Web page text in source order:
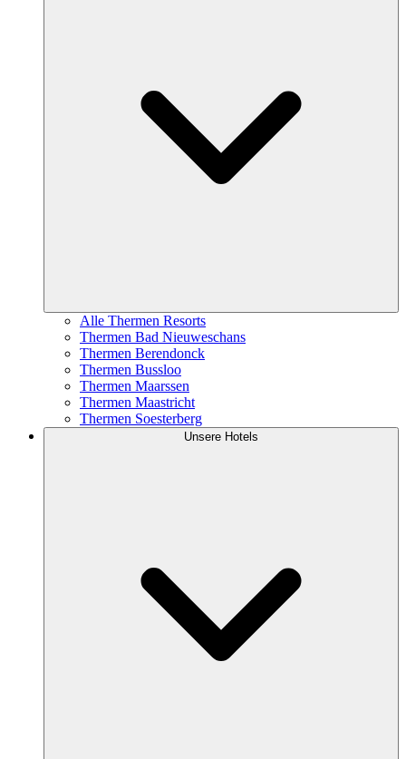
Alle Thermen Resorts
Thermen Bad Nieuweschans
Thermen Berendonck
Thermen Bussloo
Thermen Maarssen
Thermen Maastricht
Thermen Soesterberg
Unsere Hotels